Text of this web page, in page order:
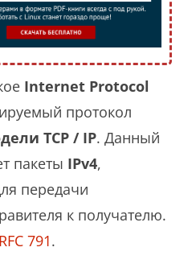
Internet Protocol
протокол
TCP / IP. Данный
пакеты IPv4,
передачи
к получателю.
RFC 791.